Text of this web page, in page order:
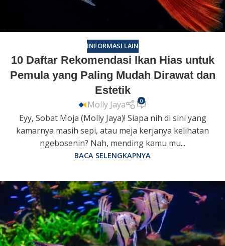
INFORMASI LAIN
10 Daftar Rekomendasi Ikan Hias untuk
Pemula yang Paling Mudah Dirawat dan
Estetik
Molly Jaya 0
Eyy, Sobat Moja (Molly Jaya)! Siapa nih di sini yang
kamarnya masih sepi, atau meja kerjanya kelihatan
ngebosenin? Nah, mending kamu mu...
BACA SELENGKAPNYA